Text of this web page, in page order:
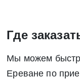
Где
Мы можем
Ереване по